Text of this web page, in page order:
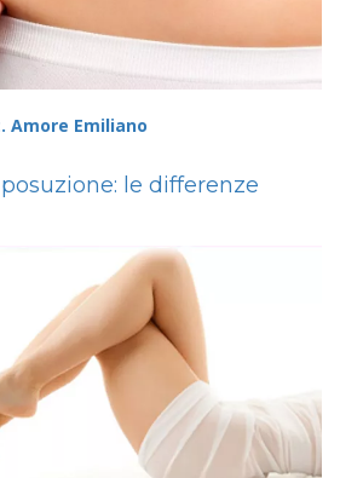
Amore Emiliano
le differenze